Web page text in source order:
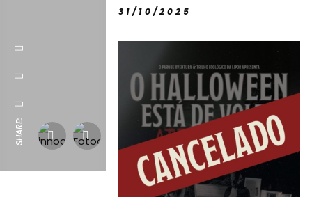
SHARE:
31/10/2025